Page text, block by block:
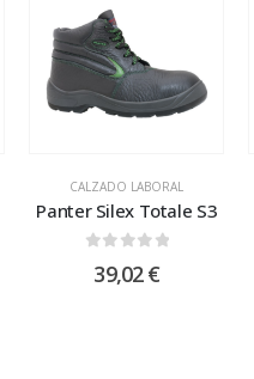
CALZADO LABORAL
Panter Silex Totale S3
39,02€